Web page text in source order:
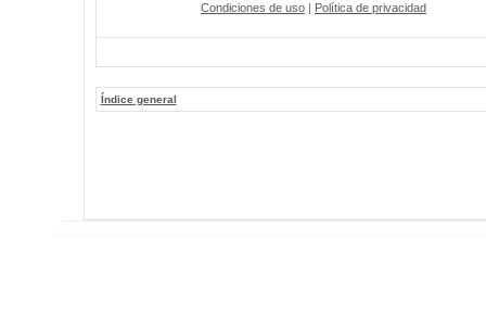
Condiciones de uso | Política de privacidad
Índice general